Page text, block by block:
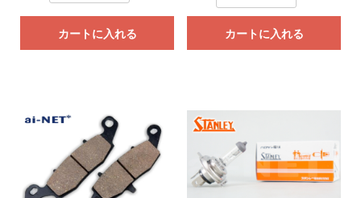
カートに入れる カートに入れる